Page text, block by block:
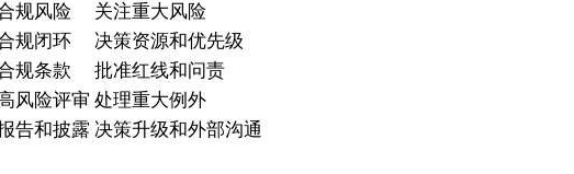
规风险
关注重大风险
规闭环
决策资源和优先级
规条款
批准红线和问责
风险评审 处理重大例外
告和披露 决策升级和外部沟通